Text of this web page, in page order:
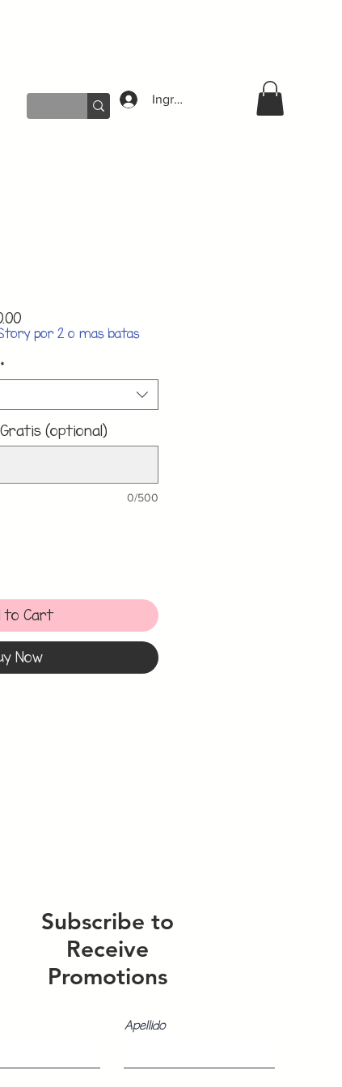
Ingresar
Sale
Pricepor 2 o mas batas
*
(optional)
0/500
to Cart
Now
Subscribe to
Receive
Promotions
Apellido